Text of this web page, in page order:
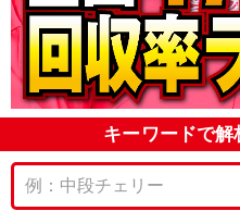
キーワードで